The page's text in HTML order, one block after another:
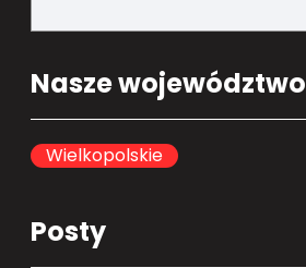
e
r
c
h
Nasze województwo
Wielkopolskie
Posty